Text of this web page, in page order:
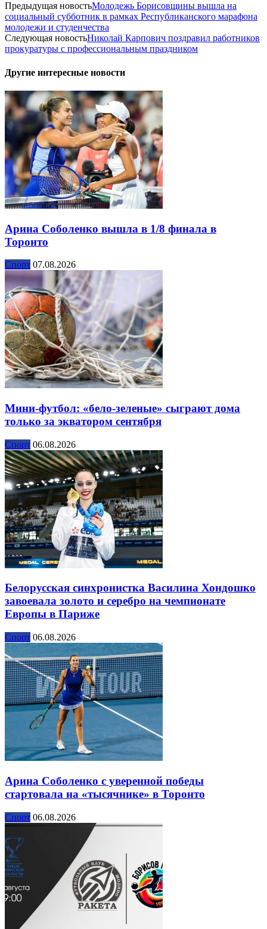
Предыдущая новостьМолодежь Борисовщины вышла на
социальный субботник в рамках Республиканского марафона
молодежи и студенчества
Следующая новостьНиколай Карпович поздравил работников
прокуратуры с профессиональным праздником
Другие интересные новости
Арина Соболенко вышла в 1/8 финала в
Торонто
Спорт 07.08.2026
Мини-футбол: «бело-зеленые» сыграют дома
только за экватором сентября
Спорт 06.08.2026
Белорусская синхронистка Василина Хондошко
завоевала золото и серебро на чемпионате
Европы в Париже
Спорт 06.08.2026
Арина Соболенко с уверенной победы
стартовала на «тысячнике» в Торонто
Спорт 06.08.2026